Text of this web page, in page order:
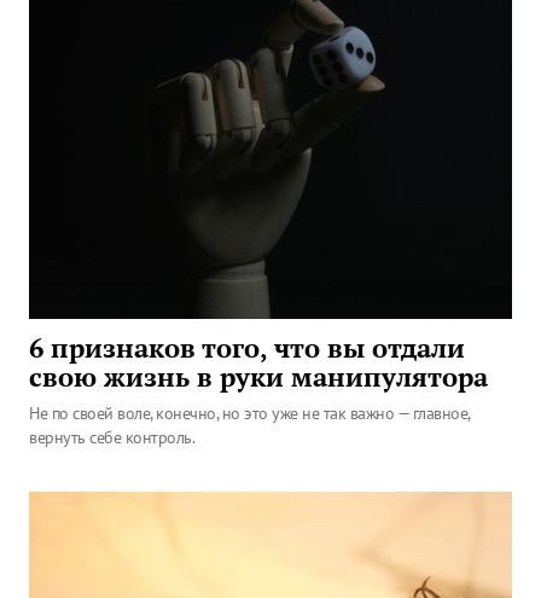
6 признаков того, что вы отдали
свою жизнь в руки манипулятора
Не по своей воле, конечно, но это уже не так важно — главное,
вернуть себе контроль.